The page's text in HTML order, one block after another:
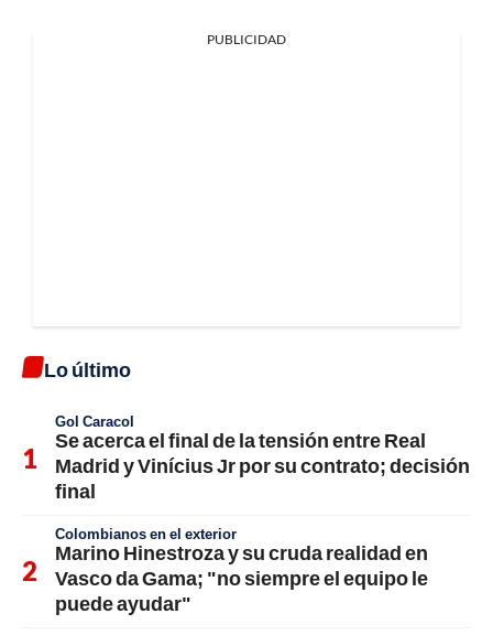
PUBLICIDAD
Lo último
Gol Caracol
Se acerca el final de la tensión entre Real
Madrid y Vinícius Jr por su contrato; decisión
final
Colombianos en el exterior
Marino Hinestroza y su cruda realidad en
Vasco da Gama; "no siempre el equipo le
puede ayudar"